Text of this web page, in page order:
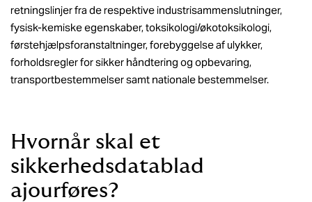
retningslinjer fra de respektive industrisammenslutninger,
fysisk-kemiske egenskaber, toksikologi/økotoksikologi,
førstehjælpsforanstaltninger, forebyggelse af ulykker,
forholdsregler for sikker håndtering og opbevaring,
transportbestemmelser samt nationale bestemmelser.
Hvornår skal et
sikkerhedsdatablad
ajourføres?